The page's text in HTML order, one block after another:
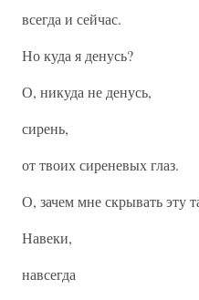
всегда и сейчас.
Но куда я денусь?
О, никуда не денусь,
сирень,
от твоих сиреневых глаз.
О, зачем мне скрывать эту
Навеки,
навсегда